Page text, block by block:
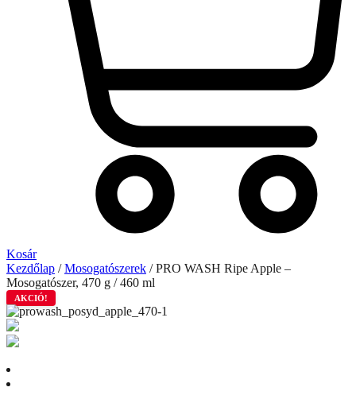
Kosár
Kezdőlap /Mosogatószerek / PRO WASH Ripe Apple –
Mosogatószer, 470 g / 460 ml
AKCIÓ!